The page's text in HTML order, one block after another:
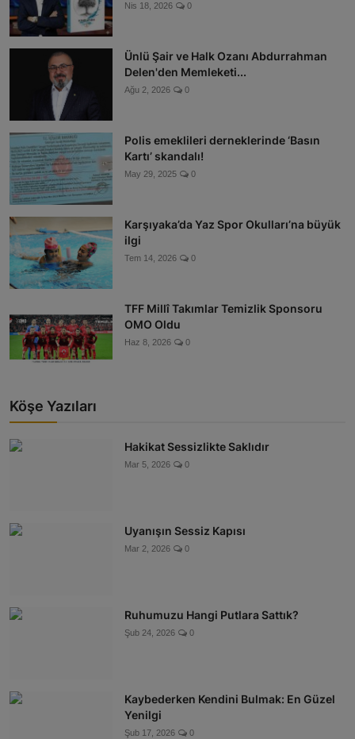
Nis 18, 2026 0
Ünlü Şair ve Halk Ozanı Abdurrahman
Delen'den Memleketi...
Ağu 2, 2026 0
Polis emeklileri derneklerinde ‘Basın
Kartı’ skandalı!
May 29, 2025 0
Karşıyaka’da Yaz Spor Okulları’na büyük
ilgi
Tem 14, 2026 0
TFF Millî Takımlar Temizlik Sponsoru
OMO Oldu
Haz 8, 2026 0
Köşe Yazıları
Hakikat Sessizlikte Saklıdır
Mar 5, 2026 0
Uyanışın Sessiz Kapısı
Mar 2, 2026 0
Ruhumuzu Hangi Putlara Sattık?
Şub 24, 2026 0
Kaybederken Kendini Bulmak: En Güzel
Yenilgi
Şub 17, 2026 0